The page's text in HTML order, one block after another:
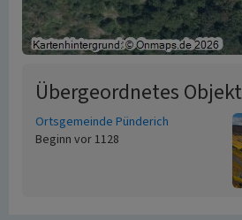
Übergeordnetes Objekt
Ortsgemeinde Pünderich
Beginn vor 1128